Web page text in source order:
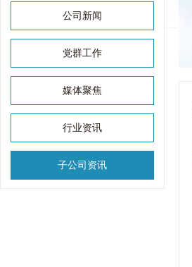
公司新闻
党群工作
媒体聚焦
行业资讯
子公司资讯